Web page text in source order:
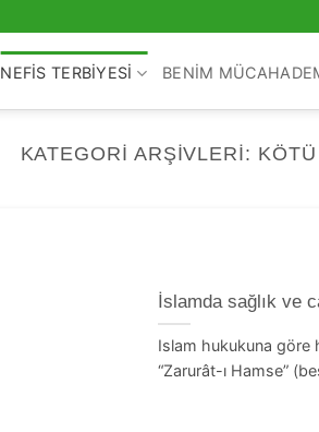
NEFIS TERBIYESI BENIM
KATEGORI ARŞIVLERI:
İslamda sağlık ve
Islam hukukuna göre
“Zarurât-ı Hamse”